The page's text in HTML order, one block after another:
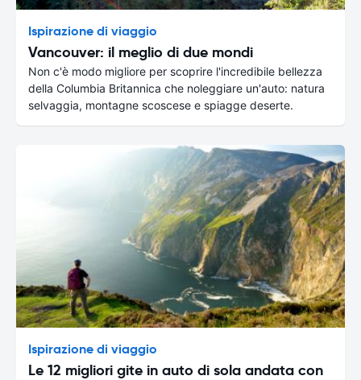
Ispirazione di viaggio
Vancouver: il meglio di due mondi
Non c'è modo migliore per scoprire l'incredibile bellezza
della Columbia Britannica che noleggiare un'auto: natura
selvaggia, montagne scoscese e spiagge deserte.
Ispirazione di viaggio
Le 12 migliori gite in auto di sola andata con